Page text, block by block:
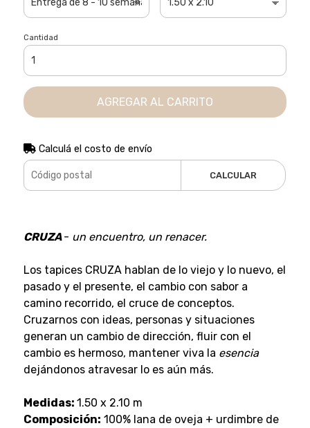
Cantidad
AGREGAR AL CARRITO
Calculá el costo de envío
CALCULAR
CRUZA- un encuentro, un renacer.
Los tapices CRUZA hablan de lo viejo y lo nuevo, el
pasado y el presente, el cambio con sabor a
camino recorrido, el cruce de conceptos.
Cruzarnos con ideas, personas y situaciones
generan un cambio de dirección, fluir con el
cambio es hermoso, mantener viva la esencia
dejándonos atravesar lo es aún más.
Medidas: 1.50 x 2.10 m
Composición: 100% lana de oveja + urdimbre de